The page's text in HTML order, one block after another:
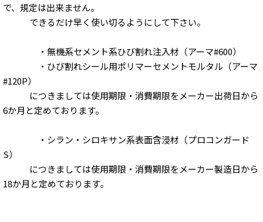
で、規定は出来ません。
できるだけ早く使い切るようにして下さい。
・無機系セメント系ひび割れ注入材（アーマ#600）
・ひび割れシール用ポリマーセメントモルタル（アーマ
#120P）
につきましては使用期限・消費期限をメーカー出荷日から
6か月と定めております。
・シラン・シロキサン系表面含浸材（プロコンガード
S）
につきましては使用期限・消費期限をメーカー製造日から
18か月と定めております。